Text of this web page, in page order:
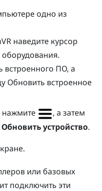
одно из
наведите курсор
встроенного ПО, а
Обновить встроенное
нажмите
, а затем
Обновить устройство.
или базовых
подключить эти